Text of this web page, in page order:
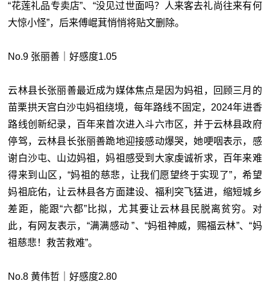
“花莲礼品专卖店”、“没见过世面吗？人来客去礼尚往来有何
大惊小怪”，后来傅崐萁悄悄将贴文删除。
No.9 张丽善｜好感度1.05
云林县长张丽善最近成为媒体焦点是因为妈祖，回顾三月的
苗栗拱天宫白沙屯妈祖绕境，每年路线不固定，2024年进香
路线创新纪录，百年来首次进入斗六市区，并于云林县政府
停驾，云林县长张丽善跪地迎接感动爆哭，她哽咽表示，感
谢白沙屯、山边妈祖，妈祖感受到大家虔诚祈求，百年来难
得来到山区，“妈祖的慈悲，让我们愿望终于实现了”，希望
妈祖庇佑，让云林县各方面建设、福利突飞猛进，缩短城乡
差距，能跟“六都”比拟，尤其要让云林县民脱离贫穷。对
此，有网友表示，“满满感动 ”、“妈祖神威，赐福云林”、“妈
祖慈悲！救苦救难”。
No.8 黄伟哲｜好感度2.80